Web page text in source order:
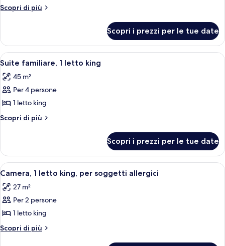
da
bagno
da
per
1
letto
king
Scopri di più
Altri
Business,
letto
Scopri i prezzi per le tue date
Apri
tutte
le
foto
per
Suite
letto
king
Una camera d'albergo con un letto,
5
Suite familiare, 1 letto king
45 m²
Per 4 persone
1 letto king
Scopri di più
Altri
familiare,
letto
Scopri i prezzi per le tue date
Apri
tutte
le
foto
per
Camera,
Una camera d'albergo con un letto
6
Camera, 1 letto king, per soggetti allergici
27 m²
Per 2 persone
1 letto king
Scopri di più
Altri